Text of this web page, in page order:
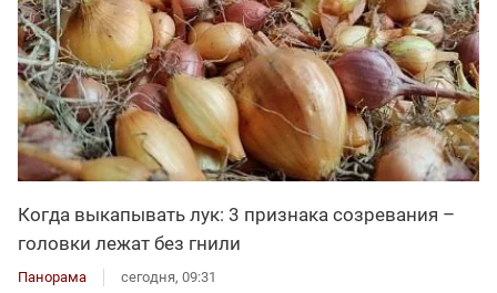
Когда выкапывать лук: 3 признака созревания –
головки лежат без гнили
Панорама сегодня, 09:31